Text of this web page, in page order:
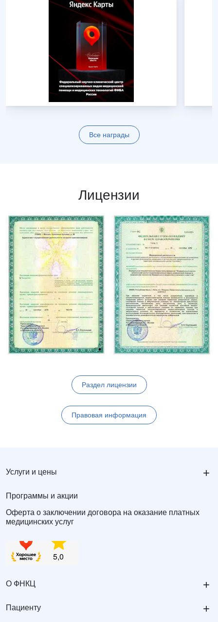
Все награды
Лицензии
Раздел лицензии
Правовая информация
Услуги и цены +
Программы и акции
Оферта о заключении договора на оказание платных
медицинских услуг
О ФНКЦ +
Пациенту +